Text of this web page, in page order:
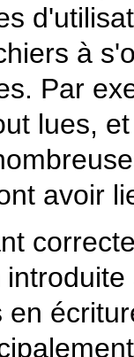
à
Par
lues,
avoir
en